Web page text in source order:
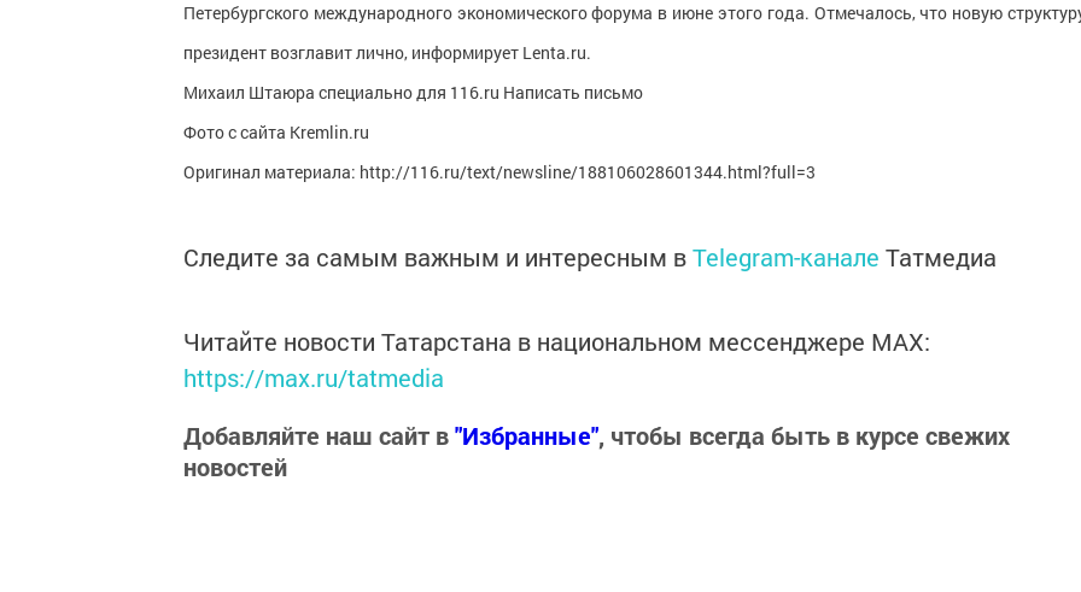
Петербургского международного экономического форума в июне этого года. Отмечалось, что новую
президент возглавит лично, информирует Lenta.ru.
Михаил Штаюра специально для 116.ru Написать письмо
Фото с сайта Kremlin.ru
Оригинал материала: http://116.ru/text/newsline/188106028601344.html?full=3
Следите за самым важным и интересным вTelegram-канале Татмедиа
Читайте новости Татарстана в национальном мессенджере MАХ:
https://max.ru/tatmedia
Добавляйте наш сайт в"Избранные", чтобы всегда быть в курсе свежих
новостей